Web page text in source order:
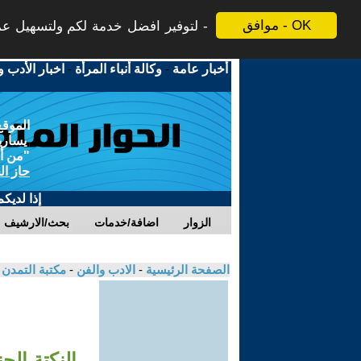
موافق - OK لتوفير افضل خدمة لكم ولتسهيل
أخبار عامة -وكالة أنباء المرأة - اخبار الأدب
"من
حاز
إذا
بحث/الارشيف اضافة/خدمات الزوار
الصفحة الرئيسية - الادب والفن - مكتبة